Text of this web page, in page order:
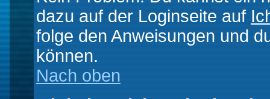
dazu auf der Loginseite auf
folge den Anweisungen und
können.
Nach oben